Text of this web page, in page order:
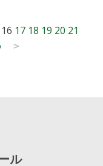
16 17 18 19 20 21
>
ル